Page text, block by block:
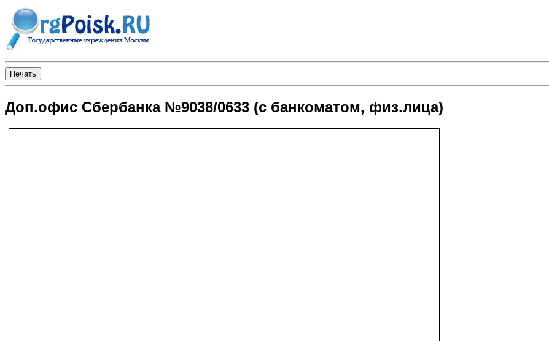
Доп.офис Сбербанка №9038/0633 (с банкоматом, физ.лица)